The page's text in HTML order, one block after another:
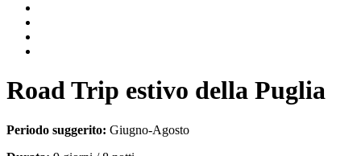
Road Trip estivo della Puglia
Periodo suggerito: Giugno-Agosto